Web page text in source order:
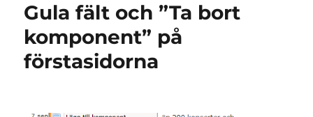
Gula fält och ”Ta bort
komponent” på
förstasidorna